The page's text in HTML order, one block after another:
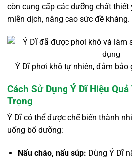
còn cung cấp các dưỡng chất thiết
miễn dịch, nâng cao sức đề kháng.
Ý Dĩ phơi khô tự nhiên, đảm bảo
Cách Sử Dụng Ý Dĩ Hiệu Quả
Trọng
Ý Dĩ có thể được chế biến thành
uống bổ dưỡng:
Nấu cháo, nấu súp: Dùng Ý Dĩ